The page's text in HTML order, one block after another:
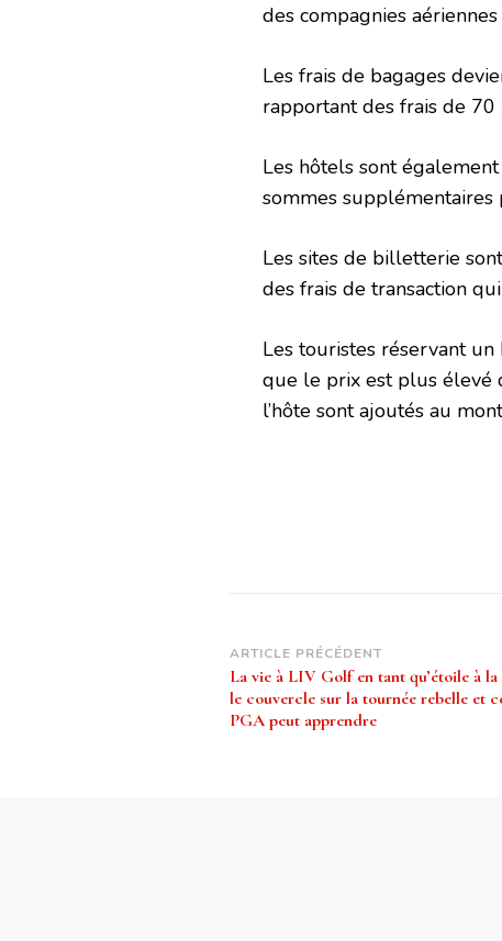
des compagnies
Les frais de bagages
rapportant des frais de
Les hôtels sont
sommes
Les sites de billetterie
des frais de transaction
Les touristes réservant
que le prix est plus élevé
l’hôte sont ajoutés au
Navigation
d’article
ARTICLE PRÉCÉDENT
La vie à LIV Golf en tant qu’étoile à la
le couvercle sur la tournée rebelle et
PGA peut apprendre